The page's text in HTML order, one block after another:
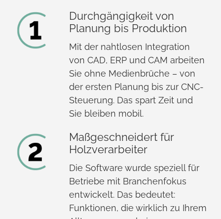
Durchgängigkeit von
Planung bis Produktion
Mit der nahtlosen Integration
von CAD, ERP und CAM arbeiten
Sie ohne Medienbrüche – von
der ersten Planung bis zur CNC-
Steuerung. Das spart Zeit und
Sie bleiben mobil.
Maßgeschneidert für
Holzverarbeiter
Die Software wurde speziell für
Betriebe mit Branchenfokus
entwickelt. Das bedeutet:
Funktionen, die wirklich zu Ihrem